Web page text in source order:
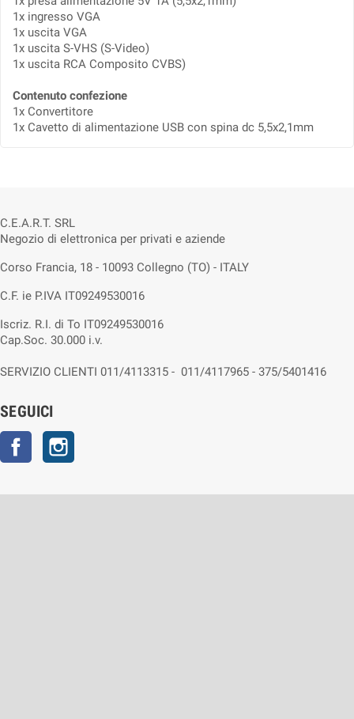
1x ingresso VGA
1x uscita VGA
1x uscita S-VHS (S-Video)
1x uscita RCA Composito CVBS)
Contenuto confezione
1x Convertitore
1x Cavetto di alimentazione USB con spina dc 5,5x2,1mm
C.E.A.R.T. SRL
Negozio di elettronica per privati e aziende
Corso Francia, 18 - 10093 Collegno (TO) - ITALY
C.F. ie P.IVA IT09249530016
Iscriz. R.I. di To IT09249530016
Cap.Soc. 30.000 i.v.
SERVIZIO CLIENTI 011/4113315 - 011/4117965 - 375/5401416
SEGUICI
Facebook